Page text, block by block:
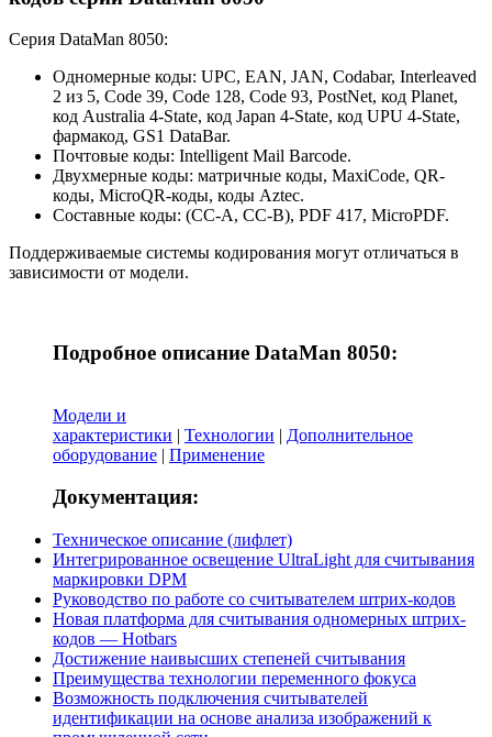
Серия DataMan 8050:
Одномерные коды: UPC, EAN, JAN, Codabar, Interleaved
2 из 5, Code 39, Code 128, Code 93, PostNet, код Planet,
код Australia 4-State, код Japan 4-State, код UPU 4-State,
фармакод, GS1 DataBar.
Почтовые коды: Intelligent Mail Barcode.
Двухмерные коды: матричные коды, MaxiCode, QR-
коды, MicroQR-коды, коды Aztec.
Составные коды: (CC-A, CC-B), PDF 417, MicroPDF.
Поддерживаемые системы кодирования могут отличаться в
зависимости от модели.
Подробное описание DataMan 8050:
Модели и
характеристики | Технологии | Дополнительное
оборудование | Применение
Документация:
Техническое описание (лифлет)
Интегрированное освещение UltraLight для считывания
маркировки DPM
Руководство по работе со считывателем штрих-кодов
Новая платформа для считывания одномерных штрих-
кодов — Hotbars
Достижение наивысших степеней считывания
Преимущества технологии переменного фокуса
Возможность подключения считывателей
идентификации на основе анализа изображений к